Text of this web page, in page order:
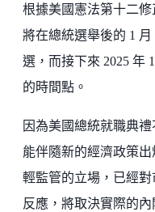
根據美國憲法第十二
將在總統選舉後的 1
選，而接下來 2025 年
的時間點。
因為美國總統就職典
能伴隨新的經濟政策
輕監管的立場，已經
反應，將取決實際的